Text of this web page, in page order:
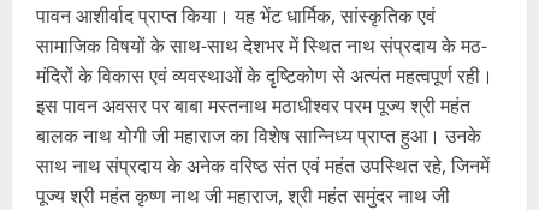
पावन आशीर्वाद प्राप्त किया। यह भेंट धार्मिक, सांस्कृतिक एवं
सामाजिक विषयों के साथ-साथ देशभर में स्थित नाथ संप्रदाय के मठ-
मंदिरों के विकास एवं व्यवस्थाओं के दृष्टिकोण से अत्यंत महत्वपूर्ण रही।
इस पावन अवसर पर बाबा मस्तनाथ मठाधीश्वर परम पूज्य श्री महंत
बालक नाथ योगी जी महाराज का विशेष सान्निध्य प्राप्त हुआ। उनके
साथ नाथ संप्रदाय के अनेक वरिष्ठ संत एवं महंत उपस्थित रहे, जिनमें
पूज्य श्री महंत कृष्ण नाथ जी महाराज, श्री महंत समुंदर नाथ जी